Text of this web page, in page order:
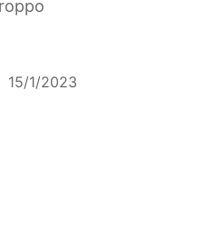
15/1/2023